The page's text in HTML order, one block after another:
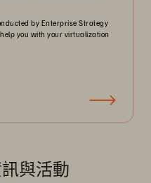
by Enterprise Strategy
you with your virtualization
與活動